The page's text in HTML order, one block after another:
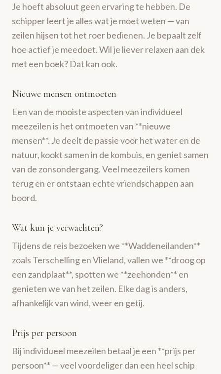
Je hoeft absoluut geen ervaring te hebben. De
schipper leert je alles wat je moet weten — van
zeilen hijsen tot het roer bedienen. Je bepaalt zelf
hoe actief je meedoet. Wil je liever relaxen aan dek
met een boek? Dat kan ook.
Nieuwe mensen ontmoeten
Een van de mooiste aspecten van individueel
meezeilen is het ontmoeten van **nieuwe
mensen**. Je deelt de passie voor het water en de
natuur, kookt samen in de kombuis, en geniet samen
van de zonsondergang. Veel meezeilers komen
terug en er ontstaan echte vriendschappen aan
boord.
Wat kun je verwachten?
Tijdens de reis bezoeken we **Waddeneilanden**
zoals Terschelling en Vlieland, vallen we **droog op
een zandplaat**, spotten we **zeehonden** en
genieten we van het zeilen. Elke dag is anders,
afhankelijk van wind, weer en getij.
Prijs per persoon
Bij individueel meezeilen betaal je een **prijs per
persoon** — veel voordeliger dan een heel schip